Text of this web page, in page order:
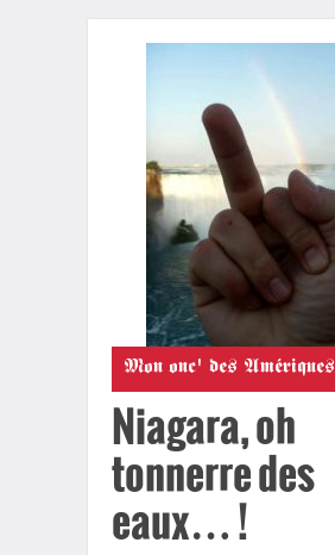
Mon onc' des Amériques
Niagara, oh
tonnerre des
eaux… !